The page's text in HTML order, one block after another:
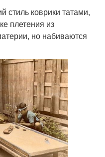
стиль коврики татами,
плетения из
но набиваются